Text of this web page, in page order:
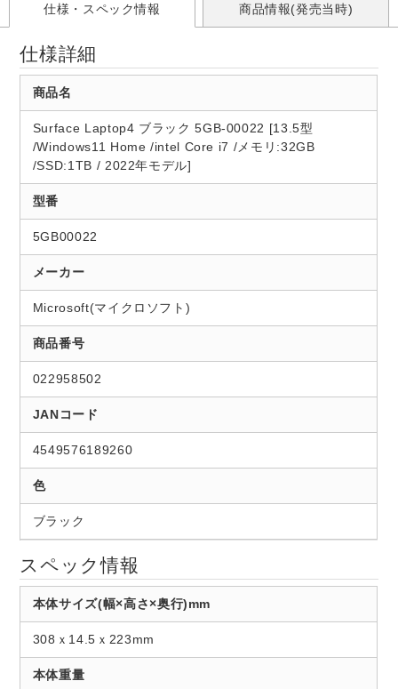
仕様・スペック情報 商品情報(発売当時)
仕様詳細
商品名
Surface Laptop4 ブラック 5GB-00022 [13.5型
/Windows11 Home /intel Core i7 /メモリ:32GB
/SSD:1TB / 2022年モデル]
型番
5GB00022
メーカー
Microsoft(マイクロソフト)
商品番号
022958502
JANコード
4549576189260
色
ブラック
スペック情報
本体サイズ(幅×高さ×奥行)mm
308ｘ14.5ｘ223mm
本体重量